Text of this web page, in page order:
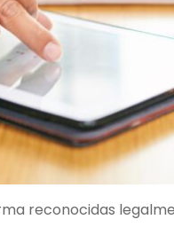
reconocidas